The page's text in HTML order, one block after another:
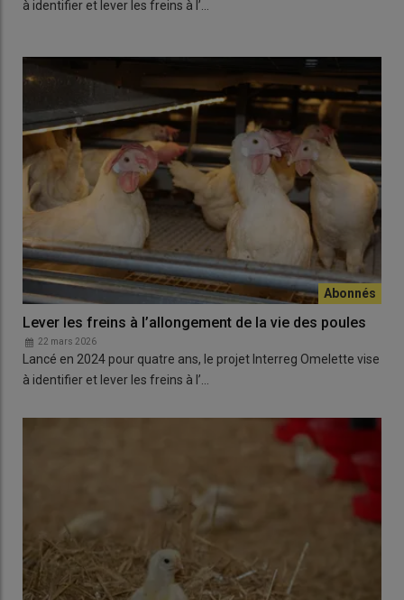
à identifier et lever les freins à l’…
Lever les freins à l’allongement de la vie des poules
22 mars 2026
Lancé en 2024 pour quatre ans, le projet Interreg Omelette vise
à identifier et lever les freins à l’…